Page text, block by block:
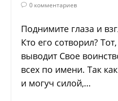
0 комментариев
Поднимите глаза и
Кто его сотворил?
выводит Свое
всех по имени. Так
и могуч силой,…